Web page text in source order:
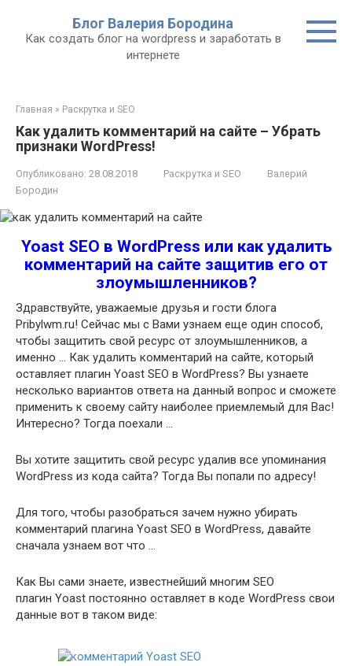
контенту
Блог Валерия Бородина
Как создать блог на wordpress и заработать в
интернете
Главная » Раскрутка и SEO
Как удалить комментарий на сайте – Убрать
признаки WordPress!
Опубликовано: 28.08.2018 Раскрутка и SEO
Валерий
Бородин
Yoast SEO в WordPress или как удалить
комментарий на сайте защитив его от
злоумышленников?
Здравствуйте, уважаемые друзья и гости блога
Pribylwm.ru! Сейчас мы с Вами узнаем еще один способ,
чтобы защитить свой ресурс от злоумышленников, а
именно … Как удалить комментарий на сайте, который
оставляет плагин Yoast SEO в WordPress? Вы узнаете
несколько вариантов ответа на данный вопрос и сможете
применить к своему сайту наиболее приемлемый для Вас!
Интересно? Тогда поехали …
Вы хотите защитить свой ресурс удалив все упоминания
WordPress из кода сайта? Тогда Вы попали по адресу!
Для того, чтобы разобраться зачем нужно убирать
комментарий плагина Yoast SEO в WordPress, давайте
сначала узнаем вот что …
Как Вы сами знаете, известнейший многим SEO
плагин Yoast постоянно оставляет в коде WordPress свои
данные вот в таком виде: